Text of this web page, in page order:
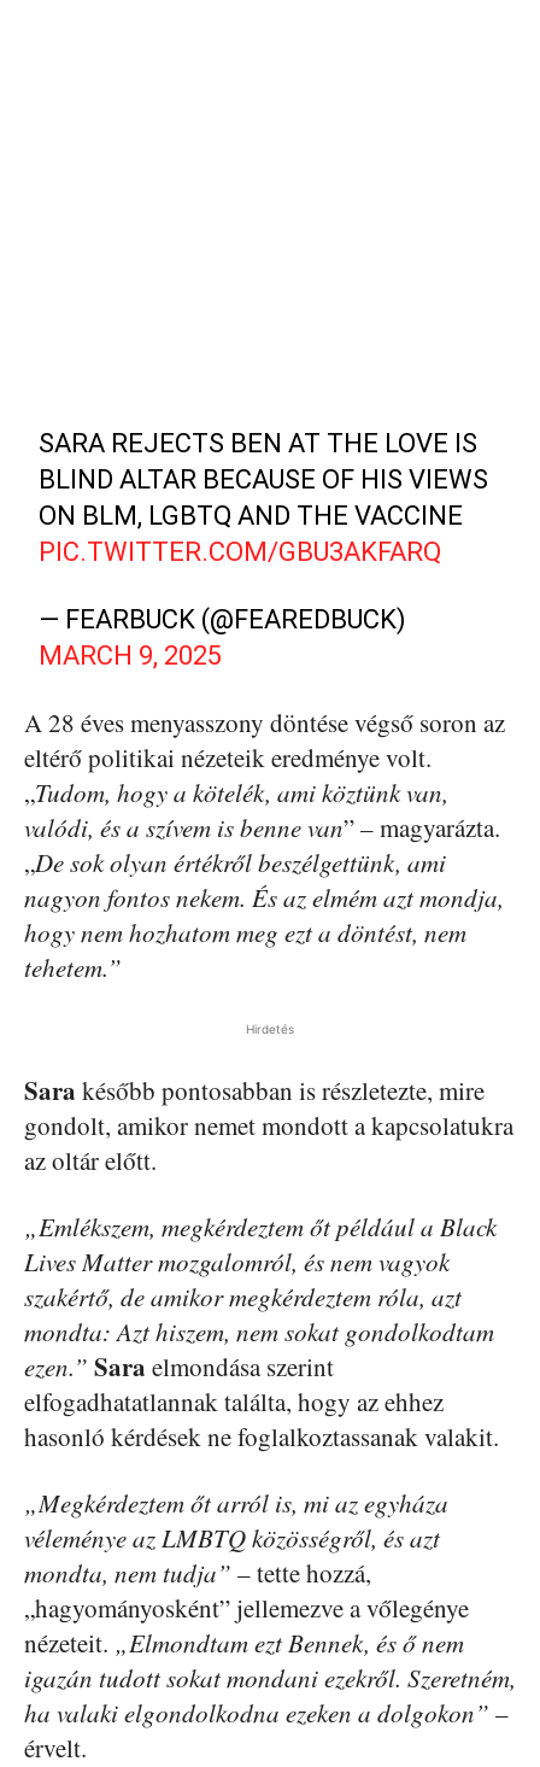
SARA REJECTS BEN AT THE LOVE IS
BLIND ALTAR BECAUSE OF HIS VIEWS
ON BLM, LGBTQ AND THE VACCINE
PIC.TWITTER.COM/GBU3AKFARQ
— FEARBUCK (@FEAREDBUCK)
MARCH 9, 2025
A 28 éves menyasszony döntése végső soron az
eltérő politikai nézeteik eredménye volt.
„Tudom, hogy a kötelék, ami köztünk van,
valódi, és a szívem is benne van” – magyarázta.
„De sok olyan értékről beszélgettünk, ami
nagyon fontos nekem. És az elmém azt mondja,
hogy nem hozhatom meg ezt a döntést, nem
tehetem.”
Hirdetés
Sara később pontosabban is részletezte, mire
gondolt, amikor nemet mondott a kapcsolatukra
az oltár előtt.
„Emlékszem, megkérdeztem őt például a Black
Lives Matter mozgalomról, és nem vagyok
szakértő, de amikor megkérdeztem róla, azt
mondta: Azt hiszem, nem sokat gondolkodtam
ezen.” Sara elmondása szerint
elfogadhatatlannak találta, hogy az ehhez
hasonló kérdések ne foglalkoztassanak valakit.
„Megkérdeztem őt arról is, mi az egyháza
véleménye az LMBTQ közösségről, és azt
mondta, nem tudja” – tette hozzá,
„hagyományosként” jellemezve a vőlegénye
nézeteit. „Elmondtam ezt Bennek, és ő nem
igazán tudott sokat mondani ezekről. Szeretném,
ha valaki elgondolkodna ezeken a dolgokon” –
érvelt.